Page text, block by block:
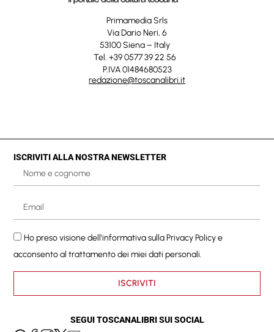
Primamedia Srls
Via Dario Neri, 6
53100 Siena – Italy
Tel. +39 0577 39 22 56
P.IVA 01484680523
redazione@toscanalibri.it
ISCRIVITI ALLA NOSTRA NEWSLETTER
Ho preso visione dell'informativa sullaPrivacy Policye
acconsento al trattamento dei miei dati personali.
ISCRIVITI
SEGUI TOSCANALIBRI SUI SOCIAL